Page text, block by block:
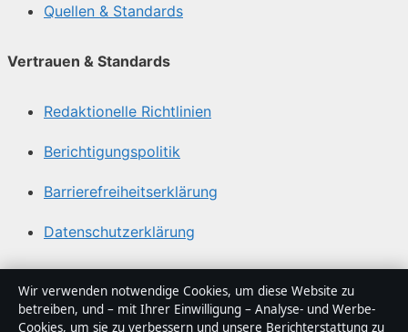
Quellen & Standards
Vertrauen & Standards
Redaktionelle Richtlinien
Berichtigungspolitik
Barrierefreiheitserklärung
Datenschutzerklärung
Über Politikstudio in Kürze
Politikstudio ist ein unabhängiger digitaler
Wir verwenden notwendige Cookies, um diese Website zu
betreiben, und – mit Ihrer Einwilligung – Analyse- und Werbe-
Cookies, um sie zu verbessern und unsere Berichterstattung zu